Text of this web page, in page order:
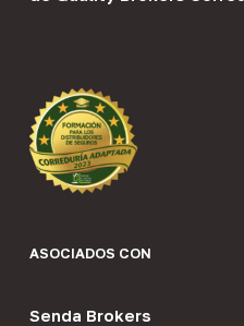
ASOCIADOS CON
Senda Brokers